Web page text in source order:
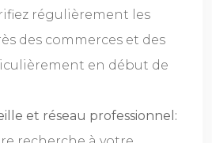
régulièrement les
des commerces et des
en début de
et réseau professionnel: